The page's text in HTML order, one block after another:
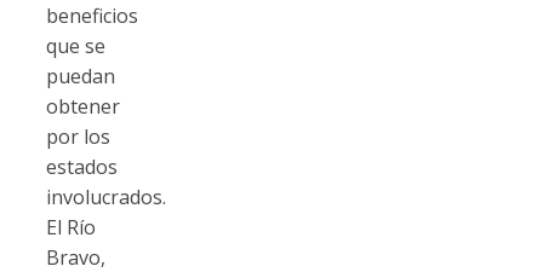
beneficios
que se
puedan
obtener
por los
estados
involucrados.
El Río
Bravo,